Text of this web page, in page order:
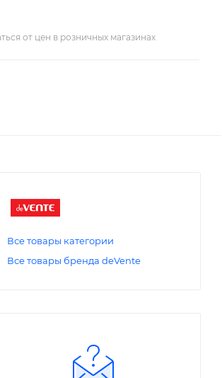
от цен в розничных магазинах
Все товары категории
Все товары бренда deVente